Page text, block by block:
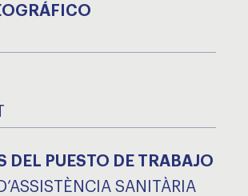
DEL PUESTO DE TRABAJO
SANITÀRIA